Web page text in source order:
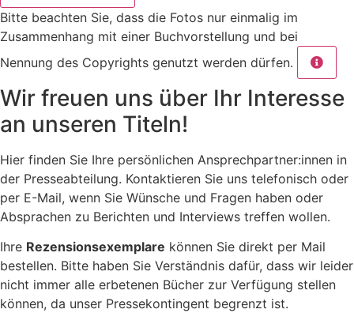
Bitte beachten Sie, dass die Fotos nur einmalig im
Zusammenhang mit einer Buchvorstellung und bei
Nennung des Copyrights genutzt werden dürfen.
Wir freuen uns über Ihr Interesse
an unseren Titeln!
Hier finden Sie Ihre persönlichen Ansprechpartner:innen in
der Presseabteilung. Kontaktieren Sie uns telefonisch oder
per E-Mail, wenn Sie Wünsche und Fragen haben oder
Absprachen zu Berichten und Interviews treffen wollen.
Ihre Rezensionsexemplare können Sie direkt per Mail
bestellen. Bitte haben Sie Verständnis dafür, dass wir leider
nicht immer alle erbetenen Bücher zur Verfügung stellen
können, da unser Pressekontingent begrenzt ist.